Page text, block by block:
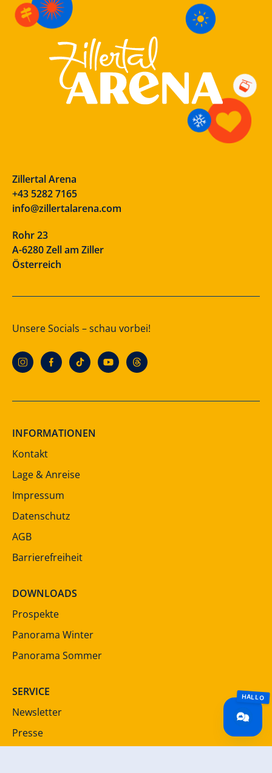
Zillertal Arena
+43 5282 7165
info@zillertalarena.com
Rohr 23
A-6280 Zell am Ziller
Österreich
Unsere Socials – schau vorbei!
INFORMATIONEN
Kontakt
Lage & Anreise
Impressum
Datenschutz
AGB
Barrierefreiheit
DOWNLOADS
Prospekte
Panorama Winter
Panorama Sommer
SERVICE
Newsletter
Presse